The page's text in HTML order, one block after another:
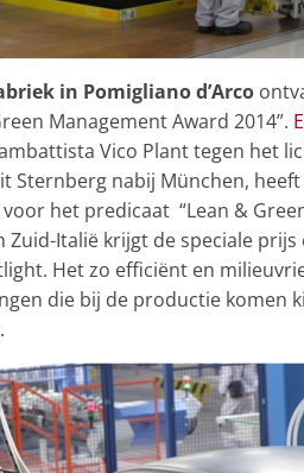
in Pomigliano d’Arco
Management Award 2014”.
Vico Plant tegen het
Sternberg nabij München,
het predicaat “Lean &
Zuid-Italië krijgt de speciale prijs
Het zo efficiënt en
die bij de productie komen